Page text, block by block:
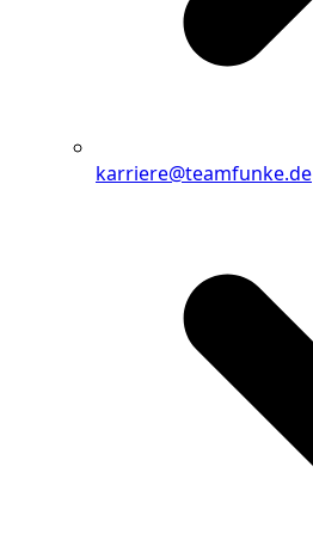
karriere@teamfunke.de